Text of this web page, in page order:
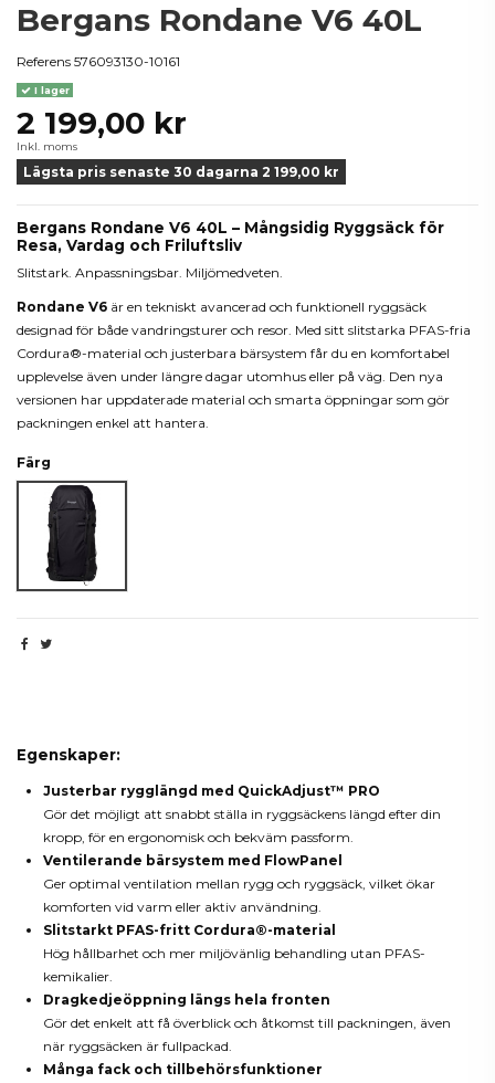
Bergans Rondane V6 40L
Referens 576093130-10161
I lager
2 199,00 kr
Inkl. moms
Lägsta pris senaste 30 dagarna 2 199,00 kr
Bergans Rondane V6 40L – Mångsidig Ryggsäck för
Resa, Vardag och Friluftsliv
Slitstark. Anpassningsbar. Miljömedveten.
Rondane V6 är en tekniskt avancerad och funktionell ryggsäck
designad för både vandringsturer och resor. Med sitt slitstarka PFAS-fria
Cordura®-material och justerbara bärsystem får du en komfortabel
upplevelse även under längre dagar utomhus eller på väg. Den nya
versionen har uppdaterade material och smarta öppningar som gör
packningen enkel att hantera.
Färg
Svart
Egenskaper:
Justerbar rygglängd med QuickAdjust™ PRO
Gör det möjligt att snabbt ställa in ryggsäckens längd efter din
kropp, för en ergonomisk och bekväm passform.
Ventilerande bärsystem med FlowPanel
Ger optimal ventilation mellan rygg och ryggsäck, vilket ökar
komforten vid varm eller aktiv användning.
Slitstarkt PFAS-fritt Cordura®-material
Hög hållbarhet och mer miljövänlig behandling utan PFAS-
kemikalier.
Dragkedjeöppning längs hela fronten
Gör det enkelt att få överblick och åtkomst till packningen, även
när ryggsäcken är fullpackad.
Många fack och tillbehörsfunktioner